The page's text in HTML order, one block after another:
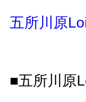
五所川原
■五所川原